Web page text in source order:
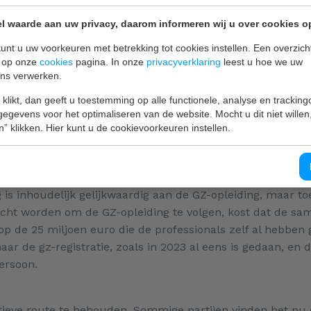
waarde aan uw privacy, daarom informeren wij u over cookies
u uw voorkeuren met betrekking tot cookies instellen. Een
onze cookies pagina. In onze privacyverklaring leest u hoe we uw
verwerken.
dan geeft u toestemming op alle functionele, analyse en
voor het optimaliseren van de website. Mocht u dit niet
klikken. Hier kunt u de cookievoorkeuren instellen.
orthopedagogiek en directeur
in het diagnosticeren en behandelen van jongeren
en beschikken over specifieke kennis van
beperking. Het is onlogisch en maatschappelijk
nu niet als regiebehandelaar kan worden ingezet.
meest nodig is. Daardoor blijven wachtlijsten onnodig
omdat andere, vaak minder gespecialiseerde,
is inhoudelijk gelijkwaardig aan de GZ-opleiding, maar
worden om de GZ-opleiding te volgen, kost dat de
de 25 miljoen euro die de professionals zelf al hebben
de gz-registratie, zoals in 2023 al eens is gedaan, en